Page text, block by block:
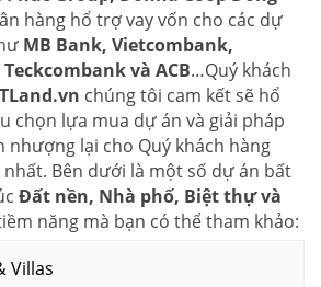
hàng hổ trợ vay vốn cho các dự
MB Bank, Vietcombank,
và ACB…Quý khách
chúng tôi cam kết sẽ hổ
chọn lựa mua dự án và giải pháp
nhượng lại cho Quý khách hàng
Bên dưới là một số dự án bất
Đất nền, Nhà phố, Biệt thự và
năng mà bạn có thể tham khảo:
Villas